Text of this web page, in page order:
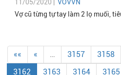
11/05/2020 | VOVVN
Vợ cũ từng tự tay làm 2 lọ muối,
«« « … 3157 3158
3162
3163 3164 3165